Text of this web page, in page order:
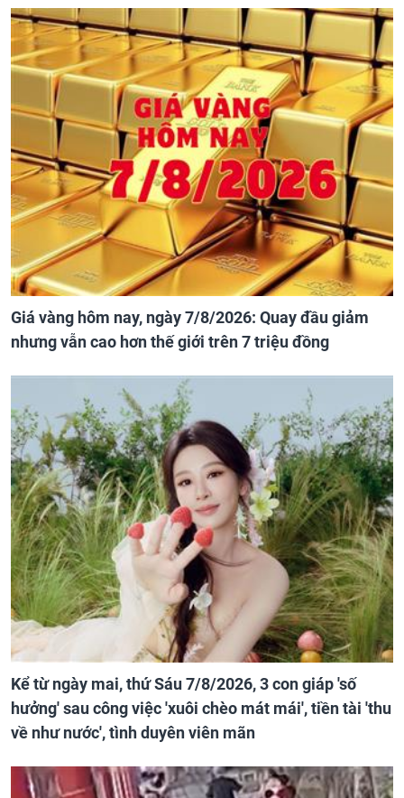
Giá vàng hôm nay, ngày 7/8/2026: Quay đầu giảm
nhưng vẫn cao hơn thế giới trên 7 triệu đồng
Kể từ ngày mai, thứ Sáu 7/8/2026, 3 con giáp 'số
hưởng' sau công việc 'xuôi chèo mát mái', tiền tài 'thu
về như nước', tình duyên viên mãn